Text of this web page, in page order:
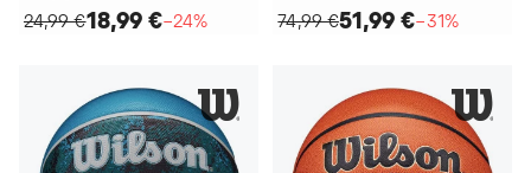
24,99 €18,99 €−24%
74,99 €51,99 €−31%